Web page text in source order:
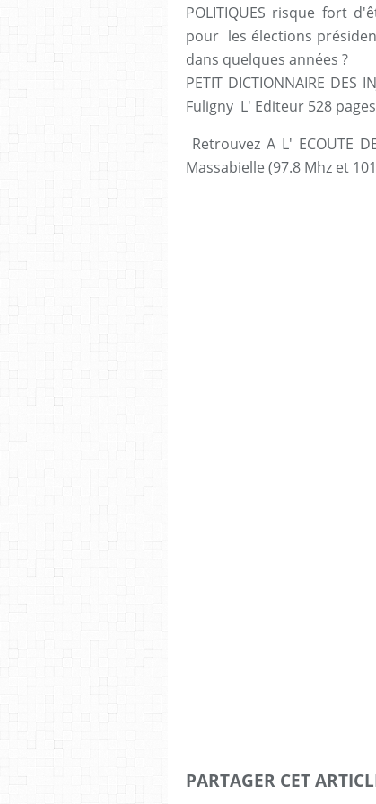
POLITIQUES risque fort
pour les élections
dans quelques années ?
PETIT DICTIONNAIRE
Fuligny L' Editeur 528
Retrouvez A L' ECOUTE
Massabielle (97.8 Mhz et
PARTAGER CET